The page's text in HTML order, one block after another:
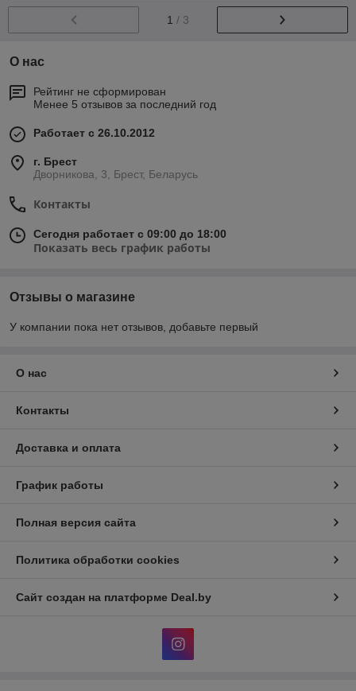
1 / 3
О нас
Рейтинг не сформирован
Менее 5 отзывов за последний год
Работает с 26.10.2012
г. Брест
Дворникова, 3, Брест, Беларусь
Контакты
Сегодня работает с 09:00 до 18:00
Показать весь график работы
Отзывы о магазине
У компании пока нет отзывов, добавьте первый
О нас
Контакты
Доставка и оплата
График работы
Полная версия сайта
Политика обработки cookies
Сайт создан на платформе Deal.by